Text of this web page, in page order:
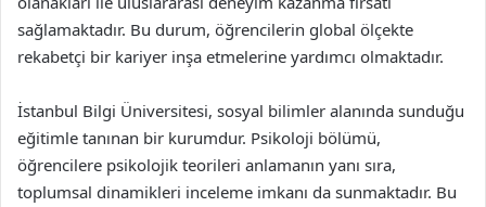
sağlamaktadır. Bu durum, öğrencilerin global ölçekte
rekabetçi bir kariyer inşa etmelerine yardımcı olmaktadır.
İstanbul Bilgi Üniversitesi, sosyal bilimler alanında sunduğu
eğitimle tanınan bir kurumdur. Psikoloji bölümü,
öğrencilere psikolojik teorileri anlamanın yanı sıra,
toplumsal dinamikleri inceleme imkanı da sunmaktadır. Bu